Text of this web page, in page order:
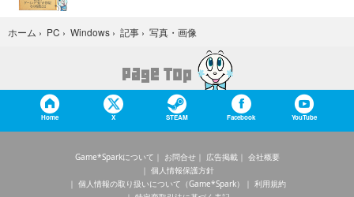
ホーム › PC › Windows › 記事 › 写真・画像
Home X STEAM Facebook YouTube
Game*Sparkについて お問合せ 広告掲載
会社概要
個人情報保護方針
個人情報の取り扱いについて（Game*Spark）
利用規約